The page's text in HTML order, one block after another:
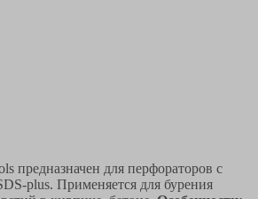
предназначен для перфораторов с
plus. Применяется для бурения